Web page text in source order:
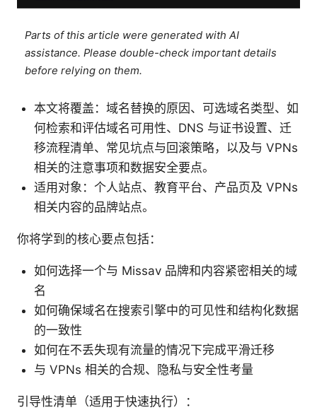
Parts of this article were generated with AI
assistance. Please double-check important details
before relying on them.
本文将覆盖：域名替换的原因、可选域名类型、如
何检索和评估域名可用性、DNS 与证书设置、迁
移流程清单、常见坑点与回滚策略，以及与 VPNs
相关的注意事项和数据安全要点。
适用对象：个人站点、教育平台、产品页及 VPNs
相关内容的品牌站点。
你将学到的核心要点包括：
如何选择一个与 Missav 品牌和内容紧密相关的域
名
如何确保域名在搜索引擎中的可见性和结构化数据
的一致性
如何在不丢失现有流量的情况下完成平滑迁移
与 VPNs 相关的合规、隐私与安全性考量
引导性清单（适用于快速执行）：